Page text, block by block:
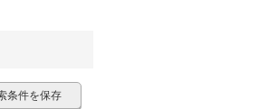
条件を保存